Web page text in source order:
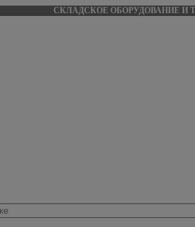
СКЛАДСКОЕ ОБОРУДОВАНИЕ И